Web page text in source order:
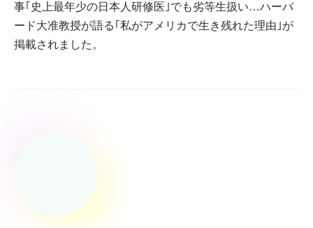
事｢史上最年少の日本人研修医｣でも劣等生扱い…ハーバ
ード大准教授が語る｢私がアメリカで生き残れた理由｣が
掲載されました。